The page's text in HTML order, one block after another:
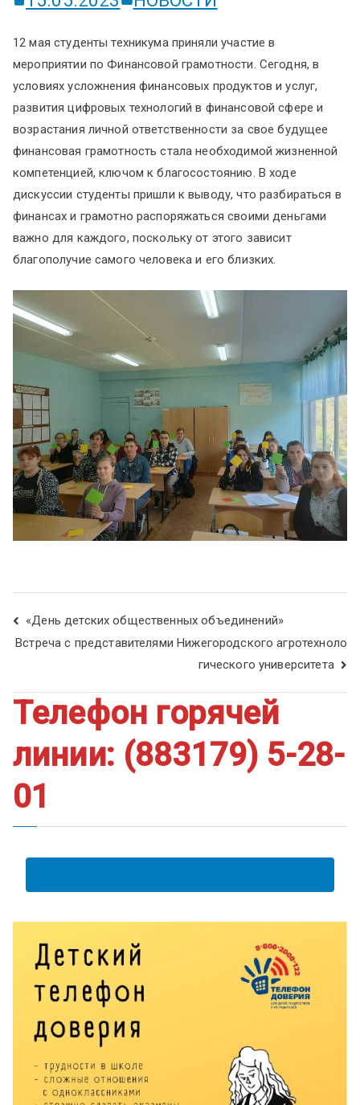
12 мая студенты техникума приняли участие в
мероприятии по Финансовой грамотности. Сегодня, в
условиях усложнения финансовых продуктов и услуг,
развития цифровых технологий в финансовой сфере и
возрастания личной ответственности за свое будущее
финансовая грамотность стала необходимой жизненной
компетенцией, ключом к благосостоянию. В ходе
дискуссии студенты пришли к выводу, что разбираться в
финансах и грамотно распоряжаться своими деньгами
важно для каждого, поскольку от этого зависит
благополучие самого человека и его близких.
«День детских общественных объединений»
Встреча с представителями Нижегородского агротехноло
гического университета
Телефон горячей
линии: (883179) 5-28-
01